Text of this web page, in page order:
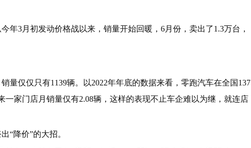
年3月初发动价格战以来，销量开始回暖，6月份，卖出了1.3万台，
量仅仅只有1139辆。以2022年年底的数据来看，零跑汽车在全国137
一家门店月销量仅有2.08辆，这样的表现不止车企难以为继，就连店
“降价”的大招。